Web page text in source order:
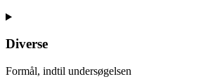
Consent
service
Diverse
Formål, indtil undersøgelsen